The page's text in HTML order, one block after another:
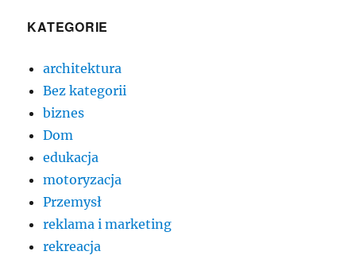
KATEGORIE
architektura
Bez kategorii
biznes
Dom
edukacja
motoryzacja
Przemysł
reklama i marketing
rekreacja